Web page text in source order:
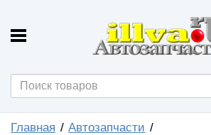
Главная
Автозапчасти